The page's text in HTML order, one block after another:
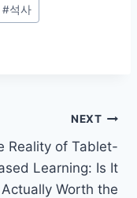
#석사
NEXT
Reality of Tablet-
Learning: Is It
Actually Worth the